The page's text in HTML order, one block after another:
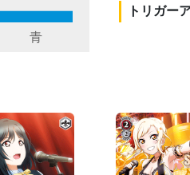
トリガー